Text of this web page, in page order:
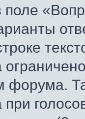
поле
форума.
при